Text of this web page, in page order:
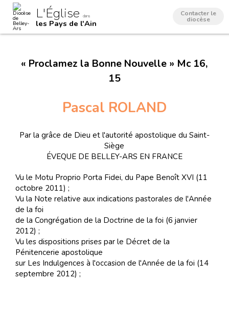
contenu.
Outils
personnels
L'Église dans
les Pays de l'Ain
Contacter le
diocèse
« Proclamez la Bonne Nouvelle » Mc 16,
15
Pascal ROLAND
Par la grâce de Dieu et l'autorité apostolique du Saint-
Siège
ÉVEQUE DE BELLEY-ARS EN FRANCE
Vu le Motu Proprio Porta Fidei, du Pape Benoît XVI (11
octobre 2011) ;
Vu la Note relative aux indications pastorales de l'Année
de la foi
de la Congrégation de la Doctrine de la foi (6 janvier
2012) ;
Vu les dispositions prises par le Décret de la
Pénitencerie apostolique
sur Les Indulgences à l'occasion de l'Année de la foi (14
septembre 2012) ;